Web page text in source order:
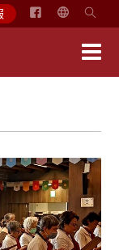
简
學習分享